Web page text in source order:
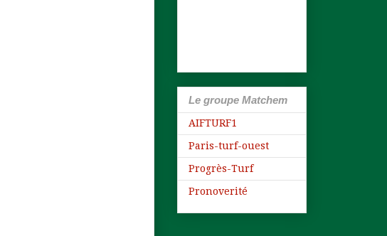
Le groupe Matchem
AIFTURF1
Paris-turf-ouest
Progrès-Turf
Pronoverité